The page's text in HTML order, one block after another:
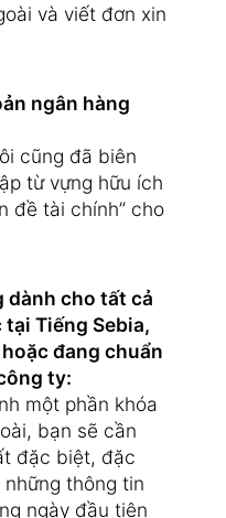
và viết đơn xin
ngân hàng
cũng đã biên
từ vựng hữu ích
đề tài chính” cho
dành cho tất cả
Tiếng Sebia,
đang chuẩn
ty:
một phần khóa
bạn sẽ cần
đặc biệt, đặc
thông tin
ngày đầu tiên